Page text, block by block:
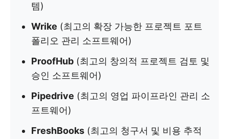
템)
Wrike (최고의 확장 가능한 프로젝트 포트
폴리오 관리 소프트웨어)
ProofHub (최고의 창의적 프로젝트 검토 및
승인 소프트웨어)
Pipedrive (최고의 영업 파이프라인 관리 소
프트웨어)
FreshBooks (최고의 청구서 및 비용 추적